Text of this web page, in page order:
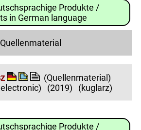
Produkte /
in German language
Quellenmaterial
(Quellenmaterial)
electronic)
(2019) (kuglarz)
Produkte /